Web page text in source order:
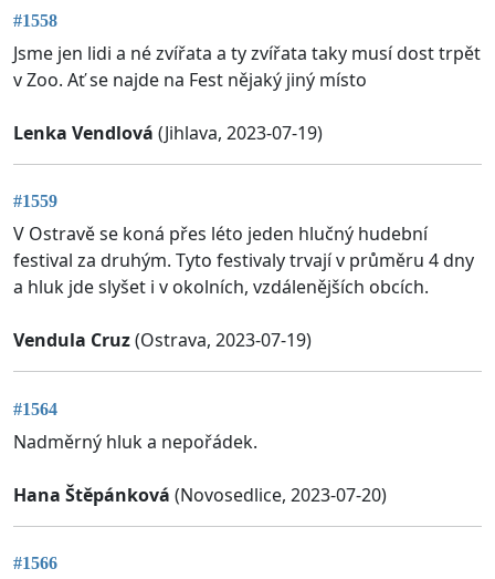
#1558
Jsme jen lidi a né zvířata a ty zvířata taky musí dost trpět
v Zoo. Ať se najde na Fest nějaký jiný místo
Lenka Vendlová (Jihlava, 2023-07-19)
#1559
V Ostravě se koná přes léto jeden hlučný hudební
festival za druhým. Tyto festivaly trvají v průměru 4 dny
a hluk jde slyšet i v okolních, vzdálenějších obcích.
Vendula Cruz(Ostrava, 2023-07-19)
#1564
Nadměrný hluk a nepořádek.
Hana Štěpánková (Novosedlice, 2023-07-20)
#1566